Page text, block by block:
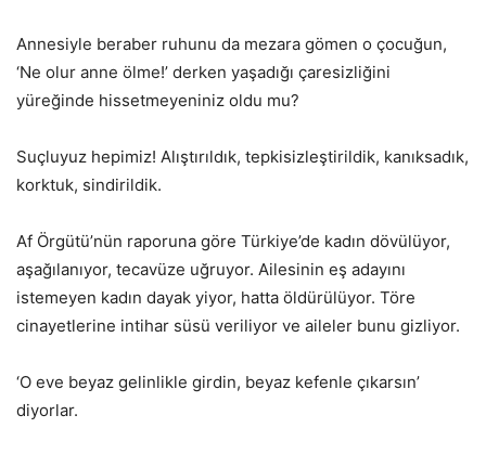
Annesiyle beraber ruhunu da mezara gömen o çocuğun,
‘Ne olur anne ölme!’ derken yaşadığı çaresizliğini
yüreğinde hissetmeyeniniz oldu mu?
Suçluyuz hepimiz! Alıştırıldık, tepkisizleştirildik, kanıksadık,
korktuk, sindirildik.
Af Örgütü’nün raporuna göre Türkiye’de kadın dövülüyor,
aşağılanıyor, tecavüze uğruyor. Ailesinin eş adayını
istemeyen kadın dayak yiyor, hatta öldürülüyor. Töre
cinayetlerine intihar süsü veriliyor ve aileler bunu gizliyor.
‘O eve beyaz gelinlikle girdin, beyaz kefenle çıkarsın’
diyorlar.